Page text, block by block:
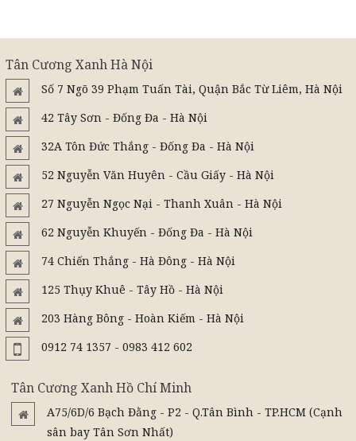
Tân Cương Xanh Hà Nội
Số 7 Ngõ 39 Phạm Tuấn Tài, Quận Bắc Từ Liêm, Hà Nội
42 Tây Sơn - Đống Đa - Hà Nội
32A Tôn Đức Thắng - Đống Đa - Hà Nội
52 Nguyễn Văn Huyên - Cầu Giấy - Hà Nội
27 Nguyễn Ngọc Nại - Thanh Xuân - Hà Nội
62 Nguyễn Khuyến - Đống Đa - Hà Nội
74 Chiến Thắng - Hà Đông - Hà Nội
125 Thụy Khuê - Tây Hồ - Hà Nội
203 Hàng Bông - Hoàn Kiếm - Hà Nội
0912 74 1357 - 0983 412 602
Tân Cương Xanh Hồ Chí Minh
A75/6D/6 Bạch Đằng - P2 - Q.Tân Bình - TP.HCM (Cạnh
sân bay Tân Sơn Nhất)